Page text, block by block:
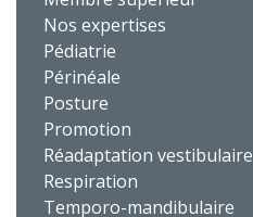
Nos expertises
Pédiatrie
Périnéale
Posture
Promotion
Réadaptation vestibulaire
Respiration
Temporo-mandibulaire